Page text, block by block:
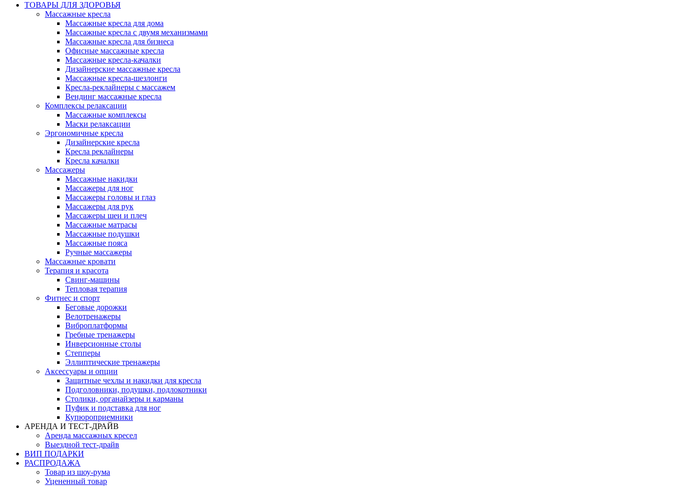
ТОВАРЫ ДЛЯ ЗДОРОВЬЯ
Массажные кресла
Массажные кресла для дома
Массажные кресла с двумя механизмами
Массажные кресла для бизнеса
Офисные массажные кресла
Массажные кресла-качалки
Дизайнерские массажные кресла
Массажные кресла-шезлонги
Кресла-реклайнеры с массажем
Вендинг массажные кресла
Комплексы релаксации
Массажные комплексы
Маски релаксации
Эргономичные кресла
Дизайнерские кресла
Кресла реклайнеры
Кресла качалки
Массажеры
Массажные накидки
Массажеры для ног
Массажеры головы и глаз
Массажеры для рук
Массажеры шеи и плеч
Массажные матрасы
Массажные подушки
Массажные пояса
Ручные массажеры
Массажные кровати
Терапия и красота
Свинг-машины
Тепловая терапия
Фитнес и спорт
Беговые дорожки
Велотренажеры
Виброплатформы
Гребные тренажеры
Инверсионные столы
Степперы
Эллиптические тренажеры
Аксессуары и опции
Защитные чехлы и накидки для кресла
Подголовники, подушки, подлокотники
Столики, органайзеры и карманы
Пуфик и подставка для ног
Купюроприемники
АРЕНДА И ТЕСТ-ДРАЙВ
Аренда массажных кресел
Выездной тест-драйв
ВИП ПОДАРКИ
РАСПРОДАЖА
Товар из шоу-рума
Уцененный товар